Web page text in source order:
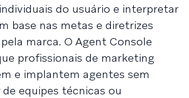
do usuário e interpretar
base nas metas e diretrizes
marca. O Agent Console
profissionais de marketing
e implantem agentes sem
equipes técnicas ou